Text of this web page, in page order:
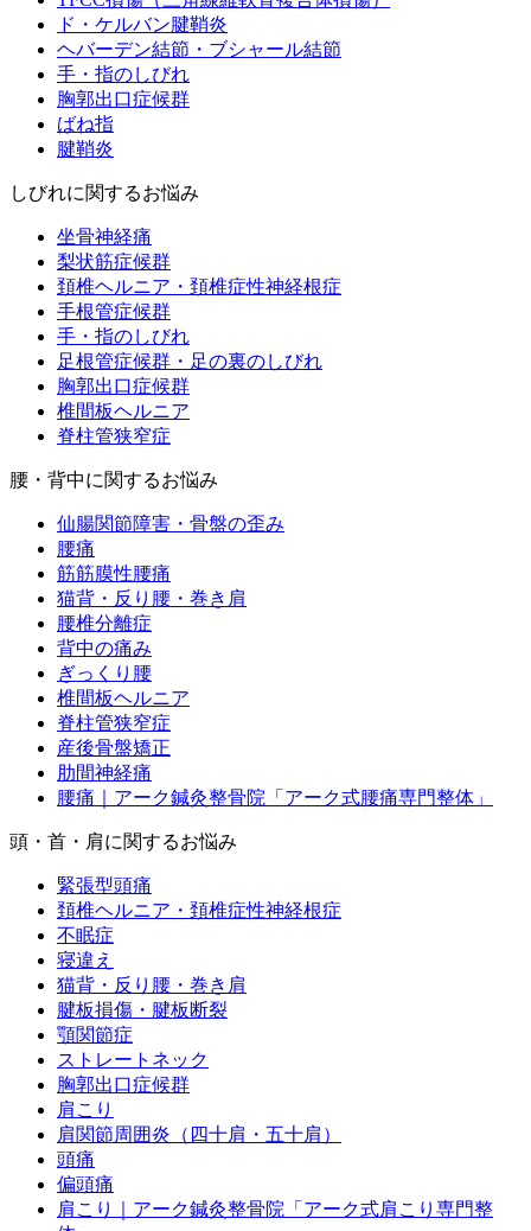
ド・ケルバン腱鞘炎
ヘバーデン結節・ブシャール結節
手・指のしびれ
胸郭出口症候群
ばね指
腱鞘炎
しびれに関するお悩み
坐骨神経痛
梨状筋症候群
頚椎ヘルニア・頚椎症性神経根症
手根管症候群
手・指のしびれ
足根管症候群・足の裏のしびれ
胸郭出口症候群
椎間板ヘルニア
脊柱管狭窄症
腰・背中に関するお悩み
仙腸関節障害・骨盤の歪み
腰痛
筋筋膜性腰痛
猫背・反り腰・巻き肩
腰椎分離症
背中の痛み
ぎっくり腰
椎間板ヘルニア
脊柱管狭窄症
産後骨盤矯正
肋間神経痛
腰痛｜アーク鍼灸整骨院「アーク式腰痛専門整体」
頭・首・肩に関するお悩み
緊張型頭痛
頚椎ヘルニア・頚椎症性神経根症
不眠症
寝違え
猫背・反り腰・巻き肩
腱板損傷・腱板断裂
顎関節症
ストレートネック
胸郭出口症候群
肩こり
肩関節周囲炎（四十肩・五十肩）
頭痛
偏頭痛
肩こり｜アーク鍼灸整骨院「アーク式肩こり専門整